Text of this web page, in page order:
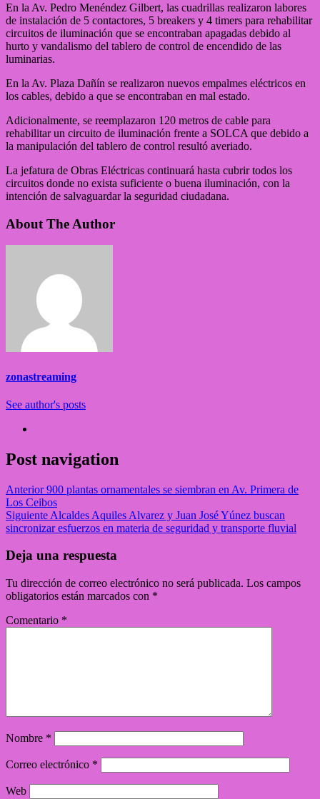
En la Av. Pedro Menéndez Gilbert, las cuadrillas realizaron labores
de instalación de 5 contactores, 5 breakers y 4 timers para rehabilitar
circuitos de iluminación que se encontraban apagadas debido al
hurto y vandalismo del tablero de control de encendido de las
luminarias.
En la Av. Plaza Dañín se realizaron nuevos empalmes eléctricos en
los cables, debido a que se encontraban en mal estado.
Adicionalmente, se reemplazaron 120 metros de cable para
rehabilitar un circuito de iluminación frente a SOLCA que debido a
la manipulación del tablero de control resultó averiado.
La jefatura de Obras Eléctricas continuará hasta cubrir todos los
circuitos donde no exista suficiente o buena iluminación, con la
intención de salvaguardar la seguridad ciudadana.
About The Author
zonastreaming
See author's posts
Post navigation
Anterior900 plantas ornamentales se siembran en Av. Primera de
Los Ceibos
Siguiente Alcaldes Aquiles Alvarez y Juan José Yúnez buscan
sincronizar esfuerzos en materia de seguridad y transporte fluvial
Deja una respuesta
Tu dirección de correo electrónico no será publicada. Los campos
obligatorios están marcados con *
Comentario *
Nombre *
Correo electrónico *
Web